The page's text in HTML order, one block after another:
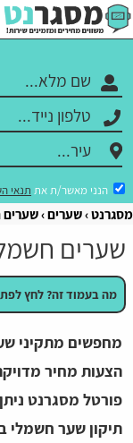
הנני מאשר/ת את תנאי
מסגרנט שערים שערים
שערים
מה בעמוד זה? לחץ
מחפשים מתקיני
הצעות מחיר
פורטל מסגרנט
תיקון שער חשמלי